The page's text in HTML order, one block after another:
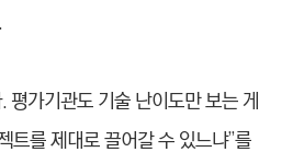
평가기관도 기술 난이도만 보는 게
트를 제대로 끌어갈 수 있느냐”를